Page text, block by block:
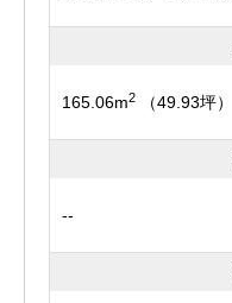
165.06m2 （49.93坪）
--